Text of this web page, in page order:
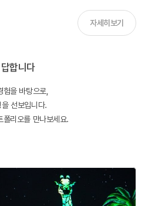
합니다
을 바탕으로,
선보입니다.
폴리오를 만나보세요.
자세히보기